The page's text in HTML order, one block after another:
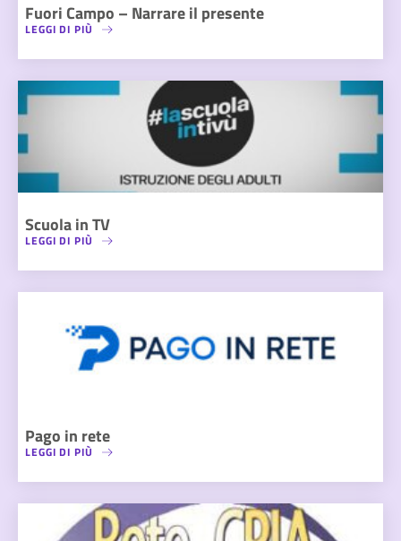
Fuori Campo – Narrare il presente
LEGGI DI PIÙ
Scuola in TV
LEGGI DI PIÙ
Pago in rete
LEGGI DI PIÙ